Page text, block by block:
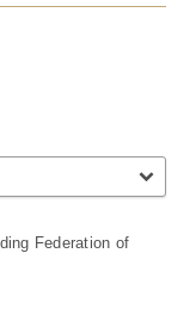
Federation of